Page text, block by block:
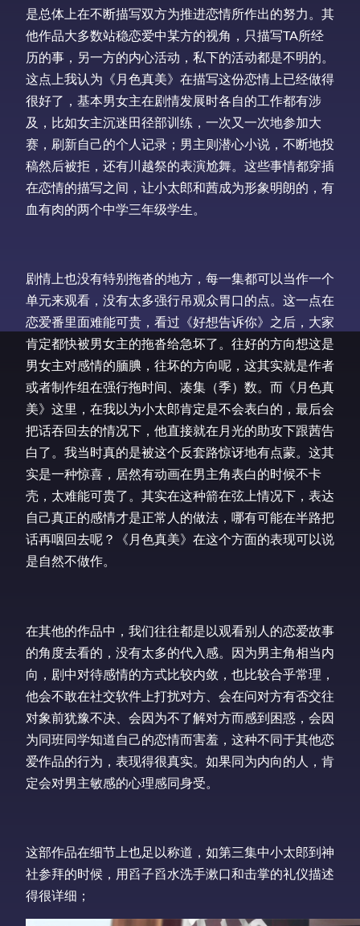
是总体上在不断描写双方为推进恋情所作出的努力。其
他作品大多数站稳恋爱中某方的视角，只描写TA所经
历的事，另一方的内心活动，私下的活动都是不明的。
这点上我认为《月色真美》在描写这份恋情上已经做得
很好了，基本男女主在剧情发展时各自的工作都有涉
及，比如女主沉迷田径部训练，一次又一次地参加大
赛，刷新自己的个人记录；男主则潜心小说，不断地投
稿然后被拒，还有川越祭的表演尬舞。这些事情都穿插
在恋情的描写之间，让小太郎和茜成为形象明朗的，有
血有肉的两个中学三年级学生。
剧情上也没有特别拖沓的地方，每一集都可以当作一个
单元来观看，没有太多强行吊观众胃口的点。这一点在
恋爱番里面难能可贵，看过《好想告诉你》之后，大家
肯定都快被男女主的拖沓给急坏了。往好的方向想这是
男女主对感情的腼腆，往坏的方向呢，这其实就是作者
或者制作组在强行拖时间、凑集（季）数。而《月色真
美》这里，在我以为小太郎肯定是不会表白的，最后会
把话吞回去的情况下，他直接就在月光的助攻下跟茜告
白了。我当时真的是被这个反套路惊讶地有点蒙。这其
实是一种惊喜，居然有动画在男主角表白的时候不卡
壳，太难能可贵了。其实在这种箭在弦上情况下，表达
自己真正的感情才是正常人的做法，哪有可能在半路把
话再咽回去呢？《月色真美》在这个方面的表现可以说
是自然不做作。
在其他的作品中，我们往往都是以观看别人的恋爱故事
的角度去看的，没有太多的代入感。因为男主角相当内
向，剧中对待感情的方式比较内敛，也比较合乎常理，
他会不敢在社交软件上打扰对方、会在问对方有否交往
对象前犹豫不决、会因为不了解对方而感到困惑，会因
为同班同学知道自己的恋情而害羞，这种不同于其他恋
爱作品的行为，表现得很真实。如果同为内向的人，肯
定会对男主敏感的心理感同身受。
这部作品在细节上也足以称道，如第三集中小太郎到神
社参拜的时候，用舀子舀水洗手漱口和击掌的礼仪描述
得很详细；